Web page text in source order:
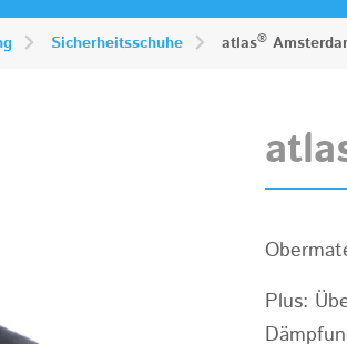
Sicherheitsschuhe atlas®
Plus: